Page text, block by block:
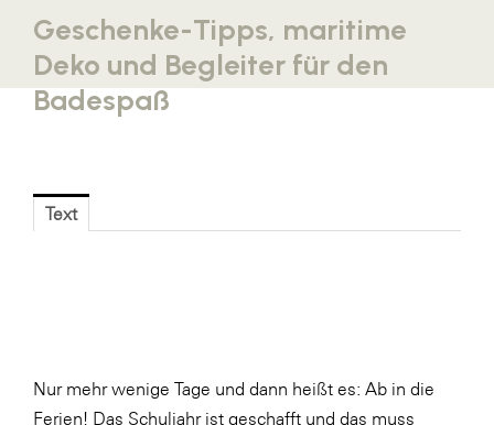
Blaguss
Bundesverband Sonnenschutztechnik
Cineplexx
Darbo
EY
Geschenke-Tipps, maritime
Deko und Begleiter für den
Badespaß
Text
Nur mehr wenige Tage und dann heißt es: Ab in die
Ferien! Das Schuljahr ist geschafft und das muss